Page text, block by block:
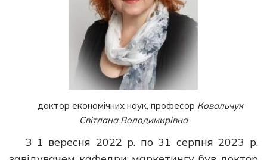
доктор економічних наук, професор Ковальчук
Світлана Володимирівна
З 1 вересня 2022 р. по 31 серпня 2023 р.